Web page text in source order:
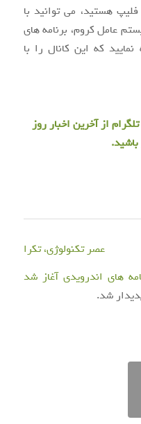
هستید، می توانید با
عامل کروم، برنامه های
که این کانال را با
از آخرین اخبار روز
عصر تکنولوژی، تکرا
های اندرویدی آغاز شد
شد.